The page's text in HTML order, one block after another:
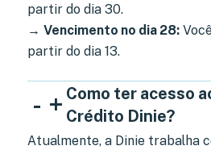
partir do dia 30.
→ Vencimento no dia 28:
partir do dia 13.
- + Como ter acesso
Crédito Dinie?
Atualmente, a Dinie trabalha